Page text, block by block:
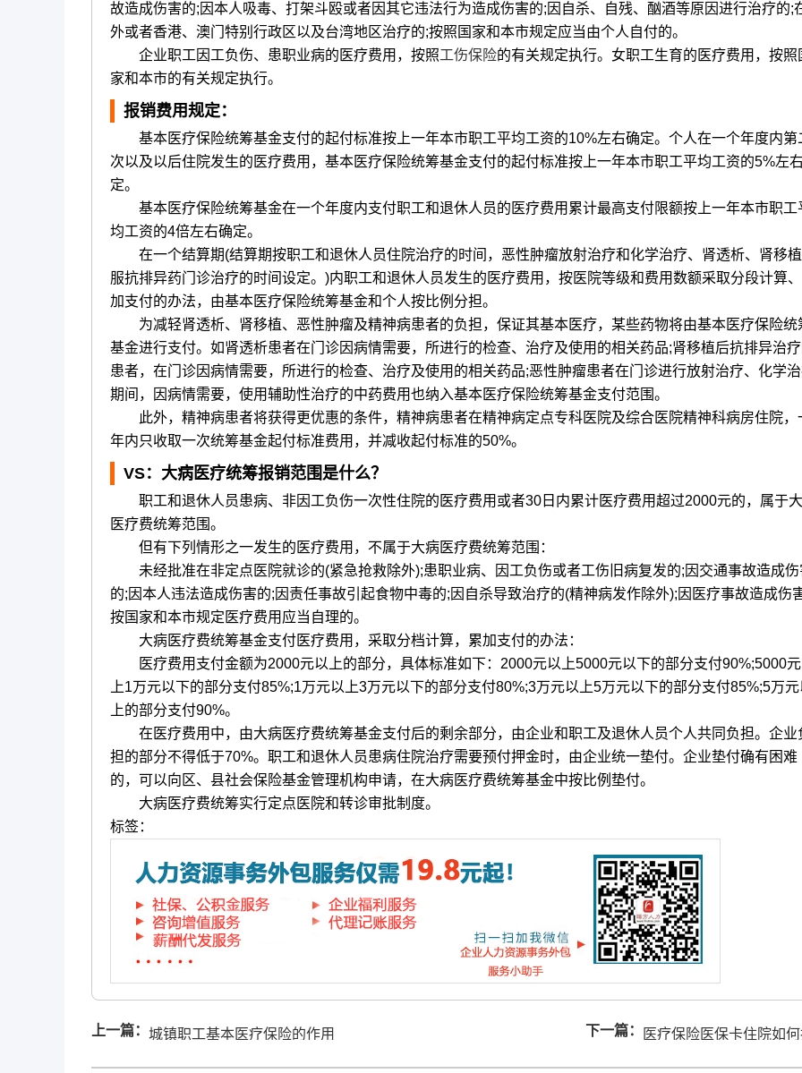
故造成伤害的;因本人吸毒、打架斗殴或者因其它违法行为造成伤害的;因自杀、自残、酗酒等原因进行治疗的;
外或者香港、澳门特别行政区以及台湾地区治疗的;按照国家和本市规定应当由个人自付的。
企业职工因工负伤、患职业病的医疗费用，按照工伤保险的有关规定执行。女职工生育的医疗费用，按照
家和本市的有关规定执行。
报销费用规定：
基本医疗保险统筹基金支付的起付标准按上一年本市职工平均工资的10%左右确定。个人在一个年度内第
次以及以后住院发生的医疗费用，基本医疗保险统筹基金支付的起付标准按上一年本市职工平均工资的5%左
定。
基本医疗保险统筹基金在一个年度内支付职工和退休人员的医疗费用累计最高支付限额按上一年本市职工
均工资的4倍左右确定。
在一个结算期(结算期按职工和退休人员住院治疗的时间，恶性肿瘤放射治疗和化学治疗、肾透析、肾移
服抗排异药门诊治疗的时间设定。)内职工和退休人员发生的医疗费用，按医院等级和费用数额采取分段计算
加支付的办法，由基本医疗保险统筹基金和个人按比例分担。
为减轻肾透析、肾移植、恶性肿瘤及精神病患者的负担，保证其基本医疗，某些药物将由基本医疗保险统
基金进行支付。如肾透析患者在门诊因病情需要，所进行的检查、治疗及使用的相关药品;肾移植后抗排异治
患者，在门诊因病情需要，所进行的检查、治疗及使用的相关药品;恶性肿瘤患者在门诊进行放射治疗、化学
期间，因病情需要，使用辅助性治疗的中药费用也纳入基本医疗保险统筹基金支付范围。
此外，精神病患者将获得更优惠的条件，精神病患者在精神病定点专科医院及综合医院精神科病房住院，
年内只收取一次统筹基金起付标准费用，并减收起付标准的50%。
VS：大病医疗统筹报销范围是什么？
职工和退休人员患病、非因工负伤一次性住院的医疗费用或者30日内累计医疗费用超过2000元的，属于
医疗费统筹范围。
但有下列情形之一发生的医疗费用，不属于大病医疗费统筹范围：
未经批准在非定点医院就诊的(紧急抢救除外);患职业病、因工负伤或者工伤旧病复发的;因交通事故造成伤
的;因本人违法造成伤害的;因责任事故引起食物中毒的;因自杀导致治疗的(精神病发作除外);因医疗事故造成伤
按国家和本市规定医疗费用应当自理的。
大病医疗费统筹基金支付医疗费用，采取分档计算，累加支付的办法：
医疗费用支付金额为2000元以上的部分，具体标准如下：2000元以上5000元以下的部分支付90%;5000
上1万元以下的部分支付85%;1万元以上3万元以下的部分支付80%;3万元以上5万元以下的部分支付85%;5万元
上的部分支付90%。
在医疗费用中，由大病医疗费统筹基金支付后的剩余部分，由企业和职工及退休人员个人共同负担。企业
担的部分不得低于70%。职工和退休人员患病住院治疗需要预付押金时，由企业统一垫付。企业垫付确有困难
的，可以向区、县社会保险基金管理机构申请，在大病医疗费统筹基金中按比例垫付。
大病医疗费统筹实行定点医院和转诊审批制度。
标签：
上一篇： 城镇职工基本医疗保险的作用 下一篇： 医疗保险医保卡住院如何